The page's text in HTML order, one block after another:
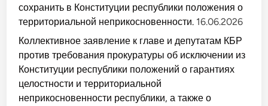
сохранить в Конституции республики положения о
территориальной неприкосновенности. 16.06.2026
Коллективное заявление к главе и депутатам КБР
против требования прокуратуры об исключении из
Конституции республики положений о гарантиях
целостности и территориальной
неприкосновенности республики, а также о